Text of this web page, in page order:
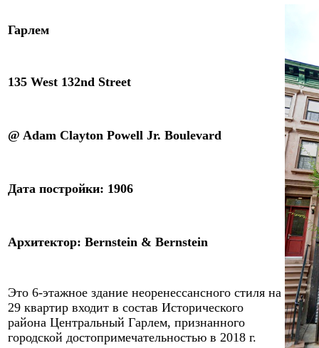
Гарлем
135 West 132nd Street
@ Adam Clayton Powell Jr. Boulevard
Дата постройки: 1906
Архитектор: Bernstein & Bernstein
Это 6-этажное здание неоренессансного стиля на
29 квартир входит в состав Исторического
района Центральный Гарлем, признанного
городской достопримечательностью в 2018 г.